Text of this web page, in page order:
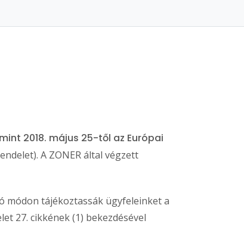
2018. május 25-től az Európai
A ZONER által végzett
módon tájékoztassák ügyfeleinket a
27. cikkének (1) bekezdésével